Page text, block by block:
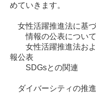
めていきます。
女性活躍推進法に基づ
情報の公表について
女性活躍推進法およ
報公表
SDGsとの関連
ダイバーシティの推